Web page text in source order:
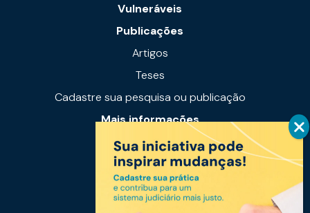
Vulneráveis
Publicações
Artigos
Teses
Cadastre sua pesquisa ou publicação
Mais informações
Notícias
Links úteis
Fale conosco